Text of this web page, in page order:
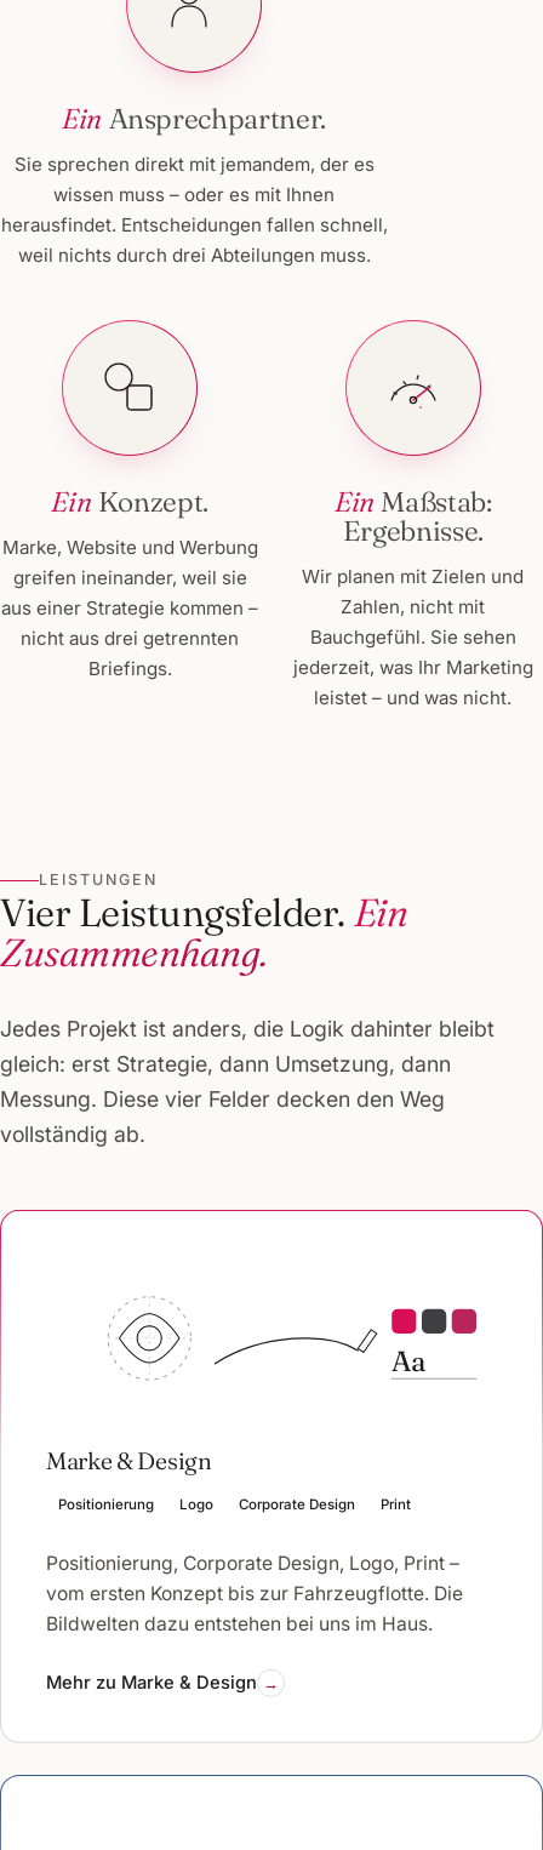
Ein Ansprechpartner.
Sie sprechen direkt mit jemandem, der es
wissen muss – oder es mit Ihnen
herausfindet. Entscheidungen fallen schnell,
weil nichts durch drei Abteilungen muss.
Ein Konzept.
Marke, Website und Werbung
greifen ineinander, weil sie
aus einer Strategie kommen –
nicht aus drei getrennten
Briefings.
Ein Maßstab:
Ergebnisse.
Wir planen mit Zielen und
Zahlen, nicht mit
Bauchgefühl. Sie sehen
jederzeit, was Ihr Marketing
leistet – und was nicht.
LEISTUNGEN
Vier Leistungsfelder. Ein
Zusammenhang.
Jedes Projekt ist anders, die Logik dahinter bleibt
gleich: erst Strategie, dann Umsetzung, dann
Messung. Diese vier Felder decken den Weg
vollständig ab.
Aa
Marke & Design
Positionierung Logo Corporate Design Print
Positionierung, Corporate Design, Logo, Print –
vom ersten Konzept bis zur Fahrzeugflotte. Die
Bildwelten dazu entstehen bei uns im Haus.
Mehr zu Marke & Design